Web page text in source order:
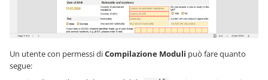
Un utente con permessi diCompilazione Moduli può fare quanto
segue: